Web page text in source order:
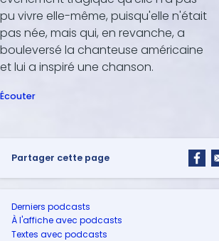
pu vivre elle-même, puisqu'elle n'était
pas née, mais qui, en revanche, a
bouleversé la chanteuse américaine
et lui a inspiré une chanson.
Écouter
Partager cette page
Derniers podcasts
À l'affiche avec podcasts
Textes avec podcasts